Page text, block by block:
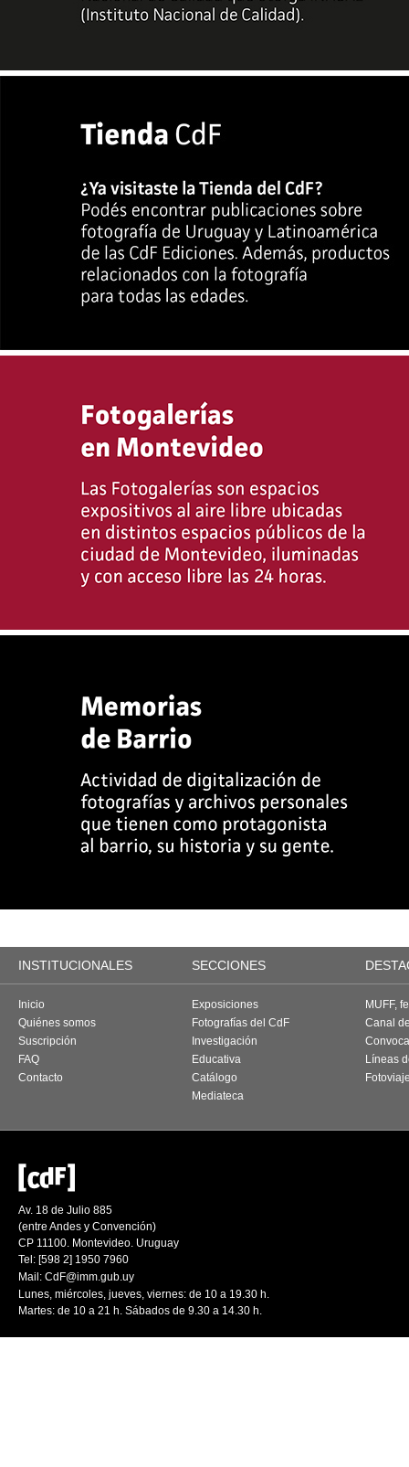
INSTITUCIONALES SECCIONES
Inicio
Quiénes somos
Suscripción
FAQ
Contacto
Exposiciones
Fotografías del CdF
Investigación
Educativa
Catálogo
Mediateca
MUFF,
Canal
Líneas
Av. 18 de Julio 885
(entre Andes y Convención)
CP 11100. Montevideo. Uruguay
Tel: [598 2] 1950 7960
Mail: CdF@imm.gub.uy
Lunes, miércoles, jueves, viernes: de 10 a 19.30 h.
Martes: de 10 a 21 h. Sábados de 9.30 a 14.30 h.